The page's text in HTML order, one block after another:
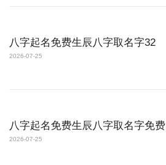
八字起名免费生辰八字取名字32
2026-07-25
八字起名免费生辰八字取名字免费
2026-07-25